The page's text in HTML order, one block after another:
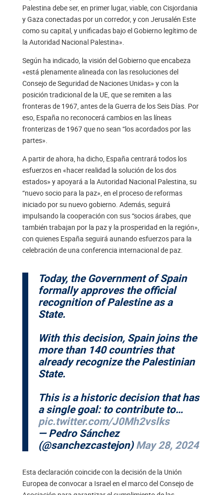
Palestina debe ser, en primer lugar, viable, con Cisjordania
y Gaza conectadas por un corredor, y con Jerusalén Este
como su capital, y unificadas bajo el Gobierno legítimo de
la Autoridad Nacional Palestina».
Según ha indicado, la visión del Gobierno que encabeza
«está plenamente alineada con las resoluciones del
Consejo de Seguridad de Naciones Unidas» y con la
posición tradicional de la UE, que se remiten a las
fronteras de 1967, antes de la Guerra de los Seis Días. Por
eso, España no reconocerá cambios en las líneas
fronterizas de 1967 que no sean “los acordados por las
partes».
A partir de ahora, ha dicho, España centrará todos los
esfuerzos en «hacer realidad la solución de los dos
estados» y apoyará a la Autoridad Nacional Palestina, su
“nuevo socio para la paz», en el proceso de reformas
iniciado por su nuevo gobierno. Además, seguirá
impulsando la cooperación con sus “socios árabes, que
también trabajan por la paz y la prosperidad en la región»,
con quienes España seguirá aunando esfuerzos para la
celebración de una conferencia internacional de paz.
Today, the Government of Spain
formally approves the official
recognition of Palestine as a
State.
With this decision, Spain joins the
more than 140 countries that
already recognize the Palestinian
State.
This is a historic decision that has
a single goal: to contribute to…
pic.twitter.com/J0Mh2vslks
— Pedro Sánchez
(@sanchezcastejon)May 28, 2024
Esta declaración coincide con la decisión de la Unión
Europea de convocar a Israel en el marco del Consejo de